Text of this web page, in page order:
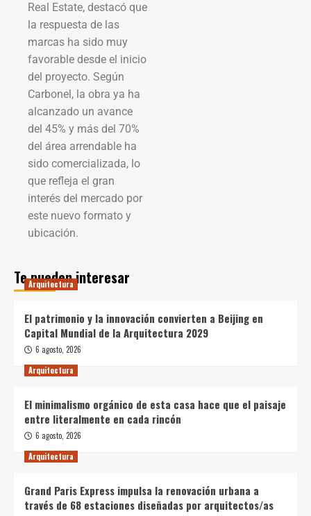
Real Estate, destacó que
la respuesta de las
marcas ha sido muy
favorable desde el inicio
del proyecto. Según
Carbonel, la obra ya ha
alcanzado un avance
del 45% y más del 70%
del área arrendable ha
sido comercializada, lo
que refleja el gran
interés del mercado por
este nuevo formato y
ubicación.
Te pueden interesar
Arquitectura
El patrimonio y la innovación convierten a Beijing en
Capital Mundial de la Arquitectura 2029
6 agosto, 2026
Arquitectura
El minimalismo orgánico de esta casa hace que el paisaje
entre literalmente en cada rincón
6 agosto, 2026
Arquitectura
Grand Paris Express impulsa la renovación urbana a
través de 68 estaciones diseñadas por arquitectos/as